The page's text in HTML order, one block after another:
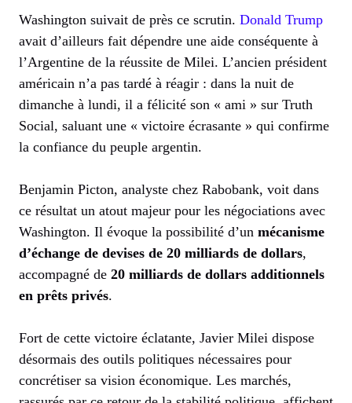
Washington suivait de près ce scrutin. Donald Trump
avait d’ailleurs fait dépendre une aide conséquente à
l’Argentine de la réussite de Milei. L’ancien président
américain n’a pas tardé à réagir : dans la nuit de
dimanche à lundi, il a félicité son « ami » sur Truth
Social, saluant une « victoire écrasante » qui confirme
la confiance du peuple argentin.
Benjamin Picton, analyste chez Rabobank, voit dans
ce résultat un atout majeur pour les négociations avec
Washington. Il évoque la possibilité d’un mécanisme
d’échange de devises de 20 milliards de dollars,
accompagné de 20 milliards de dollars additionnels
en prêts privés.
Fort de cette victoire éclatante, Javier Milei dispose
désormais des outils politiques nécessaires pour
concrétiser sa vision économique. Les marchés,